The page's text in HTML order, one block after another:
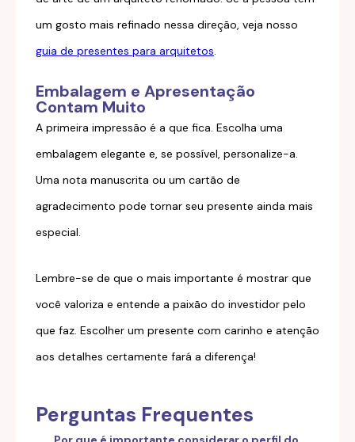
um gosto mais refinado nessa direção, veja nosso
guia de presentes para arquitetos.
Embalagem e Apresentação
Contam Muito
A primeira impressão é a que fica. Escolha uma
embalagem elegante e, se possível, personalize-a.
Uma nota manuscrita ou um cartão de
agradecimento pode tornar seu presente ainda mais
especial.
Lembre-se de que o mais importante é mostrar que
você valoriza e entende a paixão do investidor pelo
que faz. Escolher um presente com carinho e atenção
aos detalhes certamente fará a diferença!
Perguntas Frequentes